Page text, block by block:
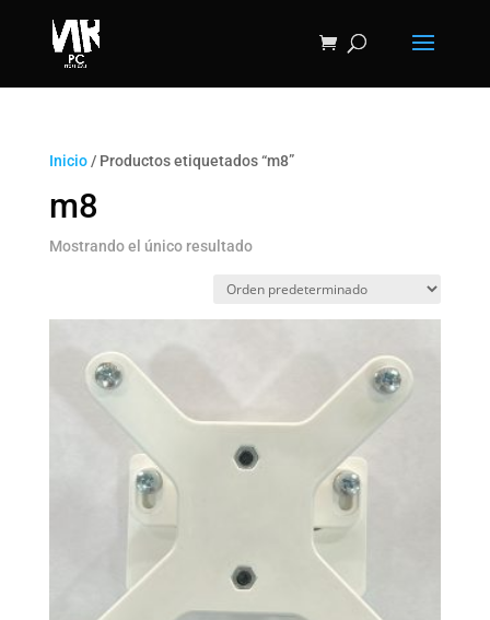
Inicio/ Productos etiquetados “m8”
m8
Mostrando el único resultado